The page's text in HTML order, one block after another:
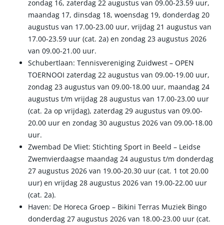
zondag 16, zaterdag 22 augustus van 09.00-23.59 uur,
maandag 17, dinsdag 18, woensdag 19, donderdag 20
augustus van 17.00-23.00 uur, vrijdag 21 augustus van
17.00-23.59 uur (cat. 2a) en zondag 23 augustus 2026
van 09.00-21.00 uur.
Schubertlaan: Tennisvereniging Zuidwest – OPEN
TOERNOOI zaterdag 22 augustus van 09.00-19.00 uur,
zondag 23 augustus van 09.00-18.00 uur, maandag 24
augustus t/m vrijdag 28 augustus van 17.00-23.00 uur
(cat. 2a op vrijdag), zaterdag 29 augustus van 09.00-
20.00 uur en zondag 30 augustus 2026 van 09.00-18.00
uur.
Zwembad De Vliet: Stichting Sport in Beeld – Leidse
Zwemvierdaagse maandag 24 augustus t/m donderdag
27 augustus 2026 van 19.00-20.30 uur (cat. 1 tot 20.00
uur) en vrijdag 28 augustus 2026 van 19.00-22.00 uur
(cat. 2a).
Haven: De Horeca Groep – Bikini Terras Muziek Bingo
donderdag 27 augustus 2026 van 18.00-23.00 uur (cat.